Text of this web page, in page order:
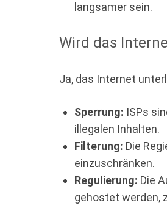
langsamer sein.
Wird das
Ja, das Internet
Sperrung: ISPs
illegalen Inhalten.
Filterung: Die
einzuschränken.
Regulierung: Die
gehostet werden,